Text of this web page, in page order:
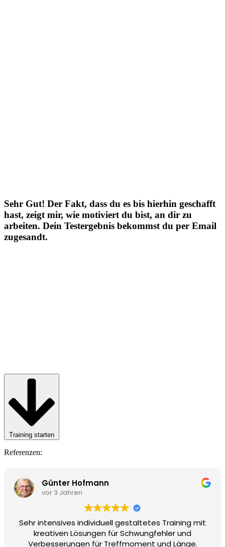
Sehr Gut! Der Fakt, dass du es bis hierhin geschafft
hast, zeigt mir, wie motiviert du bist, an dir zu
arbeiten. Dein Testergebnis bekommst du per Email
zugesandt.
Training starten
Referenzen:
Günter Hofmann
vor 3 Jahren
Sehr intensives individuell gestaltetes Training mit
kreativen Lösungen für Schwungfehler und
Verbesserungen für Treffmoment und Länge.